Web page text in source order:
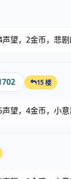
望，2金币，悲
15 楼
望，4金币，小意